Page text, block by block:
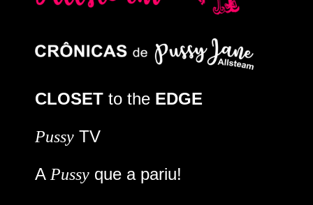
CLOSET to the EDGE
Pussy TV
A Pussy que a pariu!